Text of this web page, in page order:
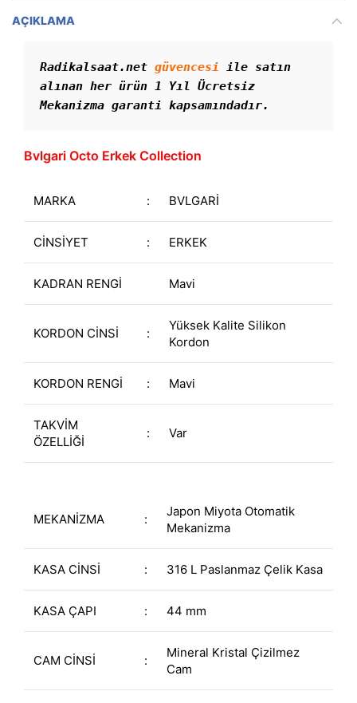
AÇIKLAMA
Radikalsaat.net güvencesi ile satın
alınan her ürün 1 Yıl Ücretsiz
Mekanizma garanti kapsamındadır.
Bvlgari Octo Erkek Collection
MARKA : BVLGARİ
CİNSİYET : ERKEK
KADRAN RENGİ Mavi
KORDON CİNSİ :
Yüksek Kalite Silikon
Kordon
KORDON RENGİ : Mavi
TAKVİM
ÖZELLİĞİ
: Var
MEKANİZMA :
Japon Miyota Otomatik
Mekanizma
KASA CİNSİ : 316 L Paslanmaz Çelik Kasa
KASA ÇAPI : 44 mm
CAM CİNSİ :
Mineral Kristal Çizilmez
Cam